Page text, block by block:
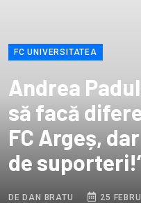
FC UNIVERSITATEA
Andrea
să facă
FC Argeș,
de
DE DAN BRATU 25